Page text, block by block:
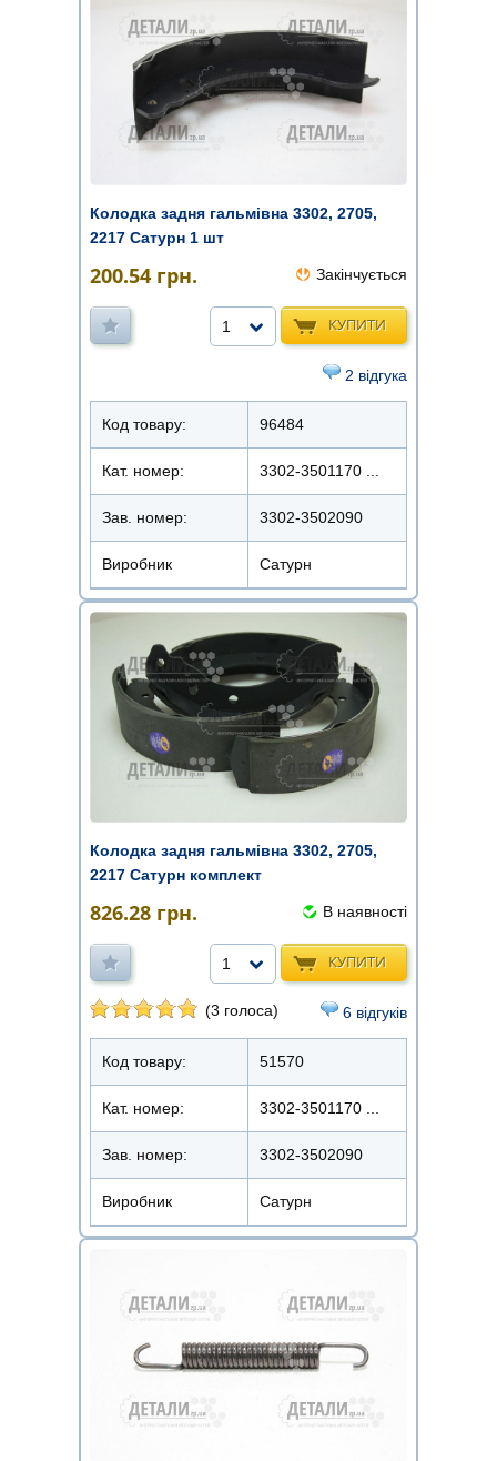
Колодка задня гальмівна 3302, 2705,
2217 Сатурн 1 шт
200.54 грн. Закінчується
КУПИТИ
1
2 відгука
Код товару: 96484
Кат. номер: 3302-3501170 ...
Зав. номер: 3302-3502090
Виробник Сатурн
Колодка задня гальмівна 3302, 2705,
2217 Сатурн комплект
826.28 грн. В наявності
КУПИТИ
1
(3 голоса) 6 відгуків
Код товару: 51570
Кат. номер: 3302-3501170 ...
Зав. номер: 3302-3502090
Виробник Сатурн